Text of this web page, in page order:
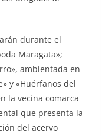
durante el
Maragata»;
ambientada en
y «Huérfanos del
la vecina comarca
que presenta la
del acervo